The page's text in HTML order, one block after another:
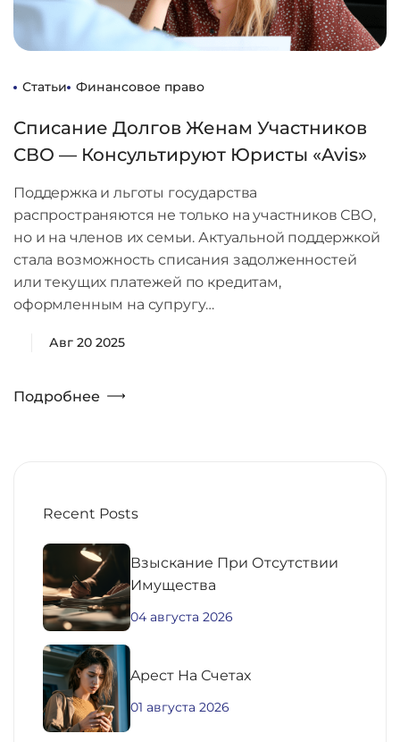
Статьи Финансовое право
Списание Долгов Женам Участников
СВО — Консультируют Юристы «Avis»
Поддержка и льготы государства
распространяются не только на участников СВО,
но и на членов их семьи. Актуальной поддержкой
стала возможность списания задолженностей
или текущих платежей по кредитам,
оформленным на супругу…
Авг 20 2025
Подробнее
Recent Posts
Взыскание При Отсутствии
Имущества
04 августа 2026
Aрест На Счетах
01 августа 2026